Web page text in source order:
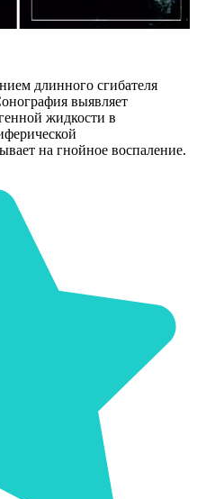
длинного сгибателя
выявляет
жидкости в
на гнойное воспаление.